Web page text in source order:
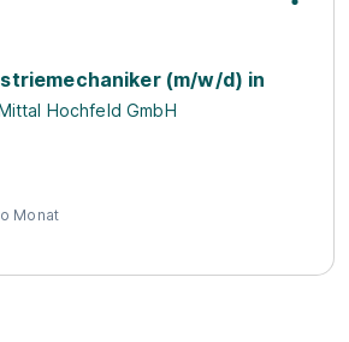
(m/w/d) in
Hochfeld GmbH
Monat